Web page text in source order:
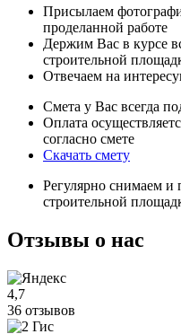
Присылаем
проделанной работе
Держим Вас в курсе
строительной
Отвечаем на
Смета у Вас всегда
Оплата
согласно смете
Скачать смету
Регулярно снимаем
строительной
Отзывы о нас
4,7
36 отзывов